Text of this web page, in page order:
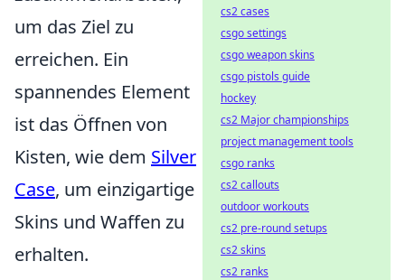
um das Ziel zu
erreichen. Ein
spannendes Element
ist das Öffnen von
Kisten, wie dem Silver
Case, um einzigartige
Skins und Waffen zu
erhalten.
cs2 cases
csgo settings
csgo weapon skins
csgo pistols guide
hockey
cs2 Major championships
project management tools
csgo ranks
cs2 callouts
outdoor workouts
cs2 pre-round setups
cs2 skins
cs2 ranks